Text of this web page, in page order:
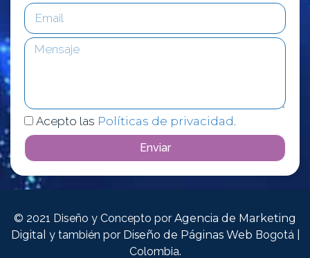
Acepto las Políticas de privacidad.
Enviar
© 2021 Diseño y Concepto por Agencia de Marketing
Digital y también por Diseño de Páginas Web Bogotá |
Colombia.